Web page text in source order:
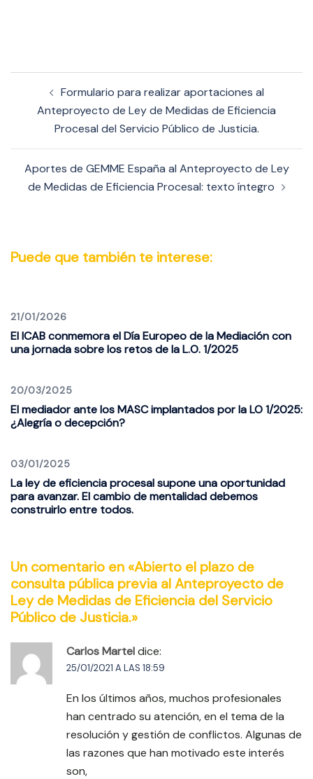
entradas
Formulario para realizar aportaciones al
Anteproyecto de Ley de Medidas de Eficiencia
Procesal del Servicio Público de Justicia.
Aportes de GEMME España al Anteproyecto de Ley
de Medidas de Eficiencia Procesal: texto íntegro
Puede que también te interese:
21/01/2026
El ICAB conmemora el Día Europeo de la Mediación con
una jornada sobre los retos de la L.O. 1/2025
20/03/2025
El mediador ante los MASC implantados por la LO 1/2025:
¿Alegría o decepción?
03/01/2025
La ley de eficiencia procesal supone una oportunidad
para avanzar. El cambio de mentalidad debemos
construirlo entre todos.
Un comentario en «Abierto el plazo de
consulta pública previa al Anteproyecto de
Ley de Medidas de Eficiencia del Servicio
Público de Justicia.»
Carlos Marteldice:
25/01/2021 A LAS 18:59
En los últimos años, muchos profesionales
han centrado su atención, en el tema de la
resolución y gestión de conflictos. Algunas de
las razones que han motivado este interés
son,